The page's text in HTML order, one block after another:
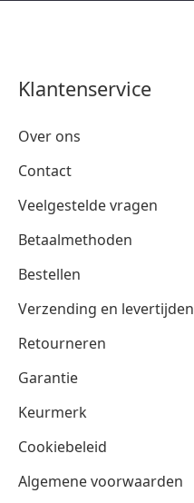
Klantenservice
Over ons
Contact
Veelgestelde vragen
Betaalmethoden
Bestellen
Verzending en levertijden
Retourneren
Garantie
Keurmerk
Cookiebeleid
Algemene voorwaarden